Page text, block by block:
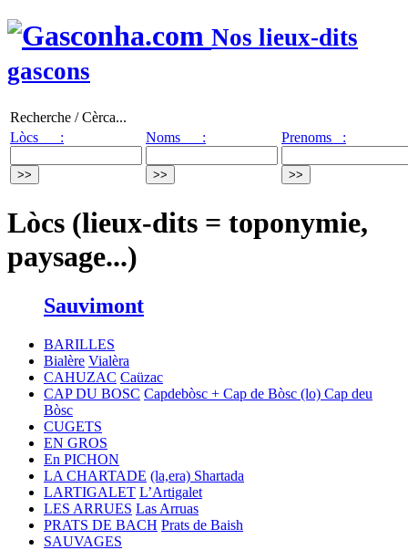
Nos lieux-dits
gascons
Recherche / Cèrca...
Lòcs :
Noms : Prenoms :
Lòcs (lieux-dits = toponymie,
paysage...)
Sauvimont
BARILLES
Bialère Vialèra
CAHUZAC Caüzac
CAP DU BOSC Capdebòsc + Cap de Bòsc (lo) Cap deu
Bòsc
CUGETS
EN GROS
En PICHON
LA CHARTADE (la,era) Shartada
LARTIGALET L’Artigalet
LES ARRUES Las Arruas
PRATS DE BACH Prats de Baish
SAUVAGES